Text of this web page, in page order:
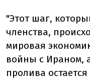
"Этот шаг,
членства,
мировая
войны с Ираном,
пролива